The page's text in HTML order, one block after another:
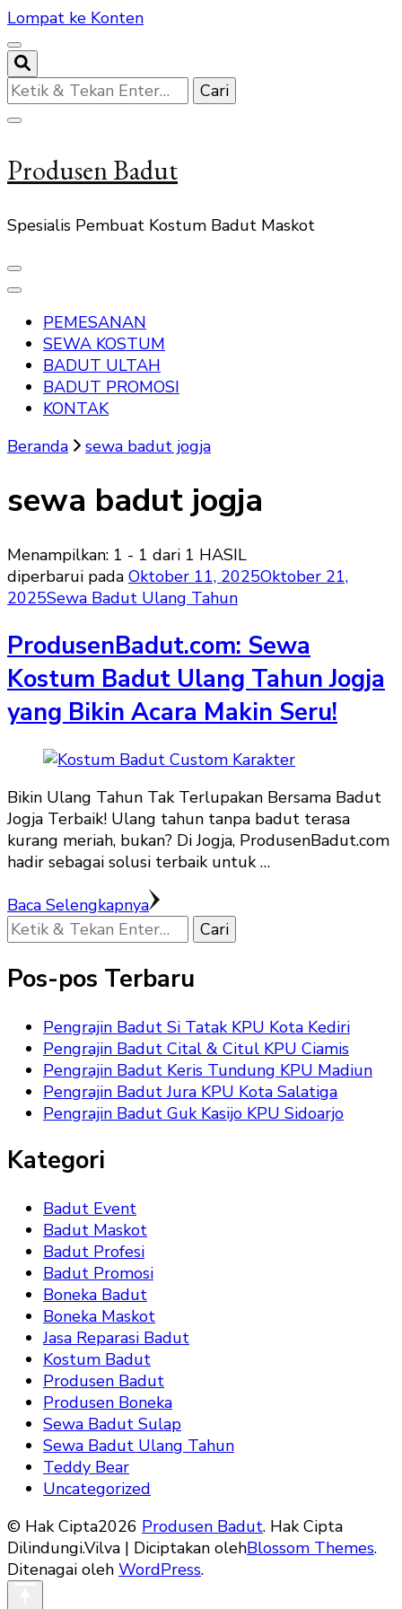
Lompat ke Konten
Mencari
Sesuatu?
Produsen Badut
Spesialis Pembuat Kostum Badut Maskot
PEMESANAN
SEWA KOSTUM
BADUT ULTAH
BADUT PROMOSI
KONTAK
Beranda
sewa badut jogja
sewa badut jogja
Menampilkan: 1 - 1 dari 1 HASIL
diperbarui pada Oktober 11, 2025Oktober 21,
2025Sewa Badut Ulang Tahun
ProdusenBadut.com: Sewa
Kostum Badut Ulang Tahun Jogja
yang Bikin Acara Makin Seru!
Bikin Ulang Tahun Tak Terlupakan Bersama Badut
Jogja Terbaik! Ulang tahun tanpa badut terasa
kurang meriah, bukan? Di Jogja, ProdusenBadut.com
hadir sebagai solusi terbaik untuk …
Baca Selengkapnya
Mencari
Sesuatu?
Pos-pos Terbaru
Pengrajin Badut Si Tatak KPU Kota Kediri
Pengrajin Badut Cital & Citul KPU Ciamis
Pengrajin Badut Keris Tundung KPU Madiun
Pengrajin Badut Jura KPU Kota Salatiga
Pengrajin Badut Guk Kasijo KPU Sidoarjo
Kategori
Badut Event
Badut Maskot
Badut Profesi
Badut Promosi
Boneka Badut
Boneka Maskot
Jasa Reparasi Badut
Kostum Badut
Produsen Badut
Produsen Boneka
Sewa Badut Sulap
Sewa Badut Ulang Tahun
Teddy Bear
Uncategorized
© Hak Cipta2026 Produsen Badut. Hak Cipta
Dilindungi.Vilva | Diciptakan olehBlossom Themes.
Ditenagai oleh WordPress.